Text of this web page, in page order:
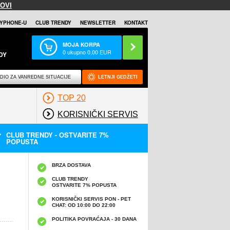
U CLUB TRENDY NEWSLETTER KONTAKT
MOJA KORPA
0ukupno0,00 EUR
ZA VANREDNE SITUACIJE LETNJI GEDŽETI
TOP 20
KORISNIČKI SERVIS
CLUB TRENDY - OSTVARITE 7%
POPUSTA
BRZA DOSTAVA
CLUB TRENDY
OSTVARITE 7% POPUSTA
KORISNIČKI SERVIS PON - PET
CHAT: OD 10:00 DO 22:00
POLITIKA POVRAĆAJA - 30 DANA